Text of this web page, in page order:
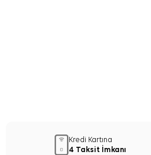
Kredi Kartına
4 Taksit İmkanı